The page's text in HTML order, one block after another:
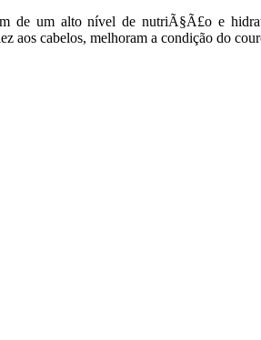
de um alto nível de nutriÃ§Ã£o e
aos cabelos, melhoram a condição do